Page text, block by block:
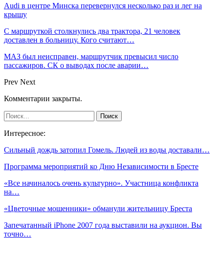
Audi в центре Минска перевернулся несколько раз и лег на
крышу
С маршруткой столкнулись два трактора, 21 человек
доставлен в больницу. Кого считают…
МАЗ был неисправен, маршрутчик превысил число
пассажиров. СК о выводах после аварии…
Prev Next
Комментарии закрыты.
Интересное:
Сильный дождь затопил Гомель. Людей из воды доставали…
Программа мероприятий ко Дню Независимости в Бресте
«Все начиналось очень культурно». Участница конфликта
на…
«Цветочные мошенники» обманули жительницу Бреста
Запечатанный iPhone 2007 года выставили на аукцион. Вы
точно…